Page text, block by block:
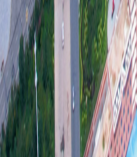
主要
三